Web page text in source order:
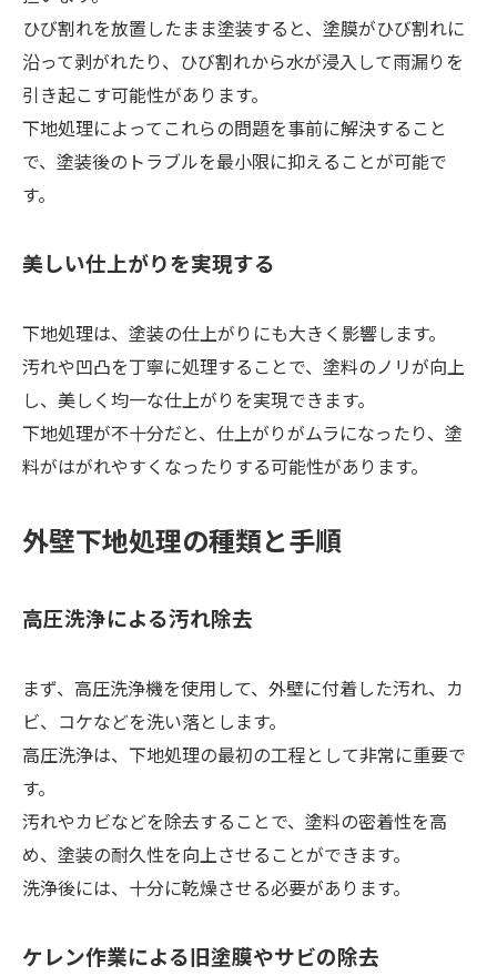
ひび割れを放置したまま塗装すると、塗膜がひび割れに
沿って剥がれたり、ひび割れから水が浸入して雨漏りを
引き起こす可能性があります。
下地処理によってこれらの問題を事前に解決すること
で、塗装後のトラブルを最小限に抑えることが可能で
す。
美しい仕上がりを実現する
下地処理は、塗装の仕上がりにも大きく影響します。
汚れや凹凸を丁寧に処理することで、塗料のノリが向上
し、美しく均一な仕上がりを実現できます。
下地処理が不十分だと、仕上がりがムラになったり、塗
料がはがれやすくなったりする可能性があります。
外壁下地処理の種類と手順
高圧洗浄による汚れ除去
まず、高圧洗浄機を使用して、外壁に付着した汚れ、カ
ビ、コケなどを洗い落とします。
高圧洗浄は、下地処理の最初の工程として非常に重要で
す。
汚れやカビなどを除去することで、塗料の密着性を高
め、塗装の耐久性を向上させることができます。
洗浄後には、十分に乾燥させる必要があります。
ケレン作業による旧塗膜やサビの除去